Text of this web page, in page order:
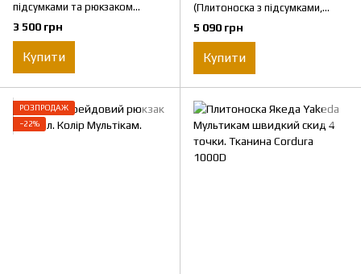
підсумками та рюкзаком
(комплект 8 шт): 4 АК, 2
утилітарні/аптечки, напашник
3 500 грн
Купити
(Плитоноска з підсумками,
Піксель)
5 090 грн
Купити
РОЗПРОДАЖ
−22%